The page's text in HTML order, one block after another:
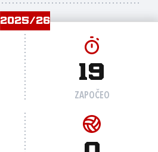
2025/26
19
ZAPOČEO